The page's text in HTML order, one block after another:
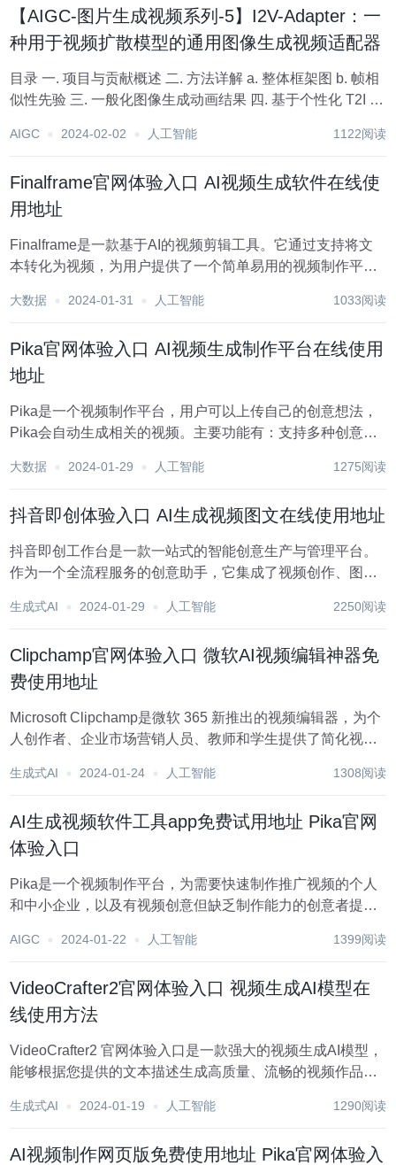
【AIGC-图片生成视频系列-5】I2V-Adapter：一
种用于视频扩散模型的通用图像生成视频适配器
目录 一. 项目与贡献概述 二. 方法详解 a. 整体框架图 b. 帧相
似性先验 三. 一般化图像生成动画结果 四. 基于个性化 T2I 模
码 七. 个人思考与总结...
AIGC 2024-02-02 人工智能 1122阅读
Finalframe官网体验入口 AI视频生成软件在线使
用地址
Finalframe是一款基于AI的视频剪辑工具。它通过支持将文
本转化为视频，为用户提供了一个简单易用的视频制作平
素材。这款工具还提供了直观方便的剪辑界面，用户可以通
大数据 2024-01-31 人工智能 1033阅读
Pika官网体验入口 AI视频生成制作平台在线使用
地址
Pika是一个视频制作平台，用户可以上传自己的创意想法，
Pika会自动生成相关的视频。主要功能有：支持多种创意想
用模式，定位面向创意者和视频爱好者。 点击前往Pika官网
大数据 2024-01-29 人工智能 1275阅读
抖音即创体验入口 AI生成视频图文在线使用地址
抖音即创工作台是一款一站式的智能创意生产与管理平台。
作为一个全流程服务的创意助手，它集成了视频创作、图文
创作效率。无论是视频、图文还是直播内容，抖音即创都能
生成式AI 2024-01-29 人工智能 2250阅读
Clipchamp官网体验入口 微软AI视频编辑神器免
费使用地址
Microsoft Clipchamp是微软 365 新推出的视频编辑器，为个
人创作者、企业市场营销人员、教师和学生提供了简化视频
化模板、特效和过渡效果，以及基于AI的语音转文本、自动
生成式AI 2024-01-24 人工智能 1308阅读
AI生成视频软件工具app免费试用地址 Pika官网
体验入口
Pika是一个视频制作平台，为需要快速制作推广视频的个人
和中小企业，以及有视频创意但缺乏制作能力的创意者提供
动生成与这些想法相关的高质量视频。Pika的主要功能包括
AIGC 2024-01-22 人工智能 1399阅读
VideoCrafter2官网体验入口 视频生成AI模型在
线使用方法
VideoCrafter2 官网体验入口是一款强大的视频生成AI模型，
能够根据您提供的文本描述生成高质量、流畅的视频作品。
VideoCrafter2 就能帮助您创作出剧本级别的视频。在本文
生成式AI 2024-01-19 人工智能 1290阅读
AI视频制作网页版免费使用地址 Pika官网体验入